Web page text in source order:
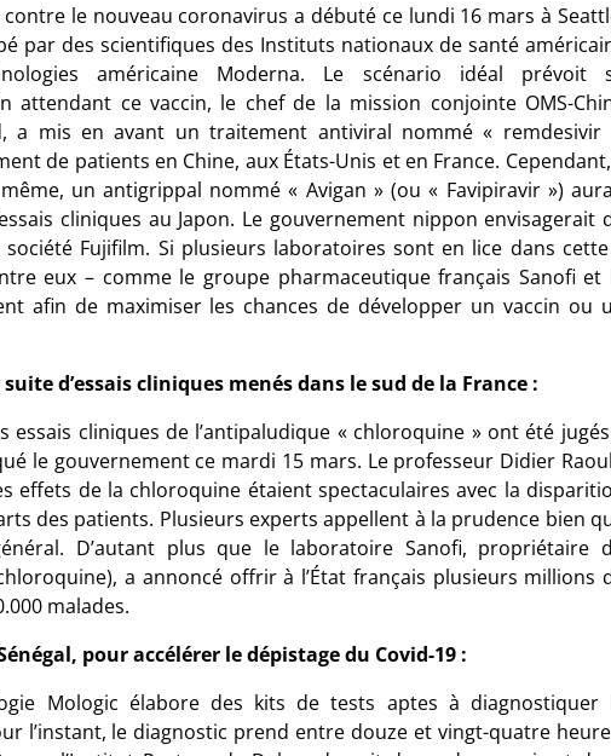
le nouveau coronavirus a débuté ce lundi 16 mars à
par des scientifiques des Instituts nationaux de santé
américaine Moderna. Le scénario idéal prévoit
attendant ce vaccin, le chef de la mission conjointe OMS-
a mis en avant un traitement antiviral nommé « remdesivir
de patients en Chine, aux États-Unis et en France.
un antigrippal nommé « Avigan » (ou « Favipiravir »)
cliniques au Japon. Le gouvernement nippon envisagerait
Fujifilm. Si plusieurs laboratoires sont en lice dans
eux – comme le groupe pharmaceutique français Sanofi et
afin de maximiser les chances de développer un vaccin ou
d’essais cliniques menés dans le sud de la France :
essais cliniques de l’antipaludique « chloroquine » ont été
le gouvernement ce mardi 15 mars. Le professeur Didier
effets de la chloroquine étaient spectaculaires avec la
des patients. Plusieurs experts appellent à la prudence bien
D’autant plus que le laboratoire Sanofi, propriétaire
a annoncé offrir à l’État français plusieurs millions
malades.
pour accélérer le dépistage du Covid-19 :
Mologic élabore des kits de tests aptes à diagnostiquer
l’instant, le diagnostic prend entre douze et vingt-quatre